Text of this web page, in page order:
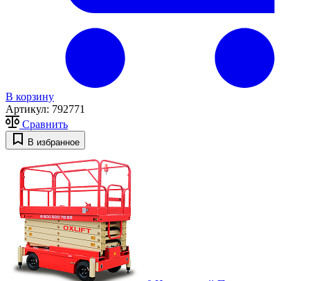
В корзину
Артикул: 792771
Сравнить
В избранное